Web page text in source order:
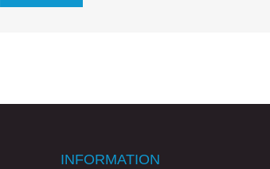
INFORMATION